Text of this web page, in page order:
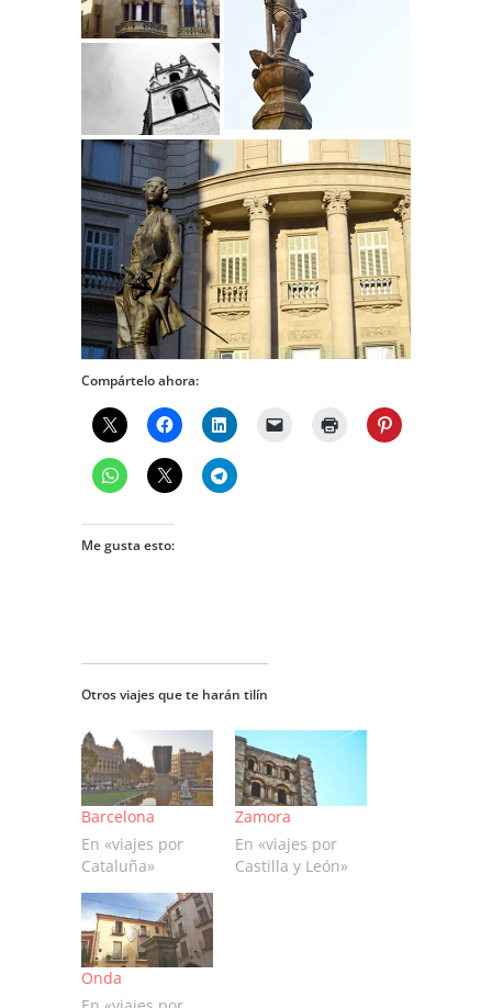
Compártelo ahora:
Me gusta esto:
Otros viajes que te harán tilín
Barcelona
En «viajes por
Cataluña»
Zamora
En «viajes por
Castilla y León»
Onda